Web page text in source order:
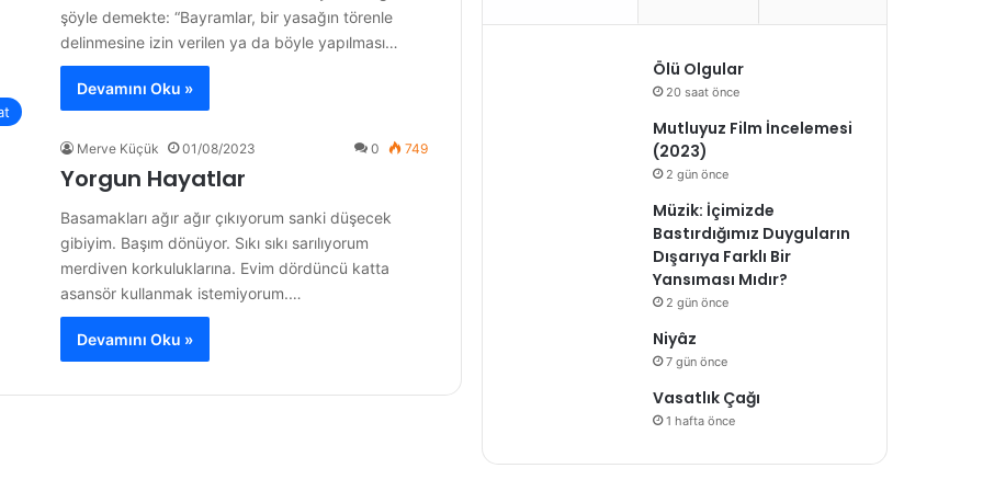
şöyle demekte: “Bayramlar, bir yasağın törenle
delinmesine izin verilen ya da böyle yapılması…
Devamını Oku »
Merve Küçük 01/08/2023 0 749
Yorgun Hayatlar
Basamakları ağır ağır çıkıyorum sanki düşecek
gibiyim. Başım dönüyor. Sıkı sıkı sarılıyorum
merdiven korkuluklarına. Evim dördüncü katta
asansör kullanmak istemiyorum.…
Devamını Oku »
Ölü Olgular
20 saat önce
Mutluyuz Film İncelemesi
(2023)
2 gün önce
Müzik: İçimizde
Bastırdığımız Duyguların
Dışarıya Farklı Bir
Yansıması Mıdır?
2 gün önce
Niyâz
7 gün önce
Vasatlık Çağı
1 hafta önce